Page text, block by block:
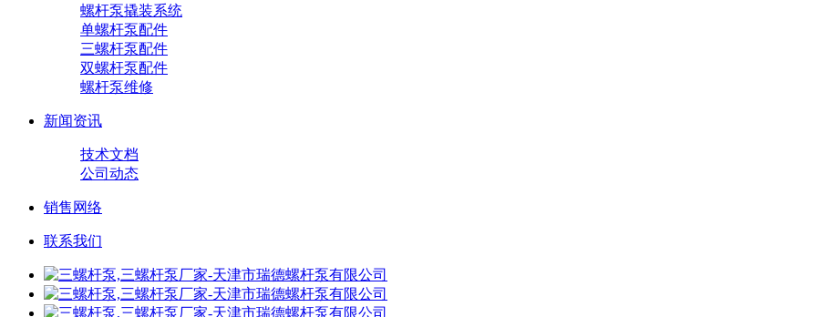
螺杆泵撬装系统
单螺杆泵配件
三螺杆泵配件
双螺杆泵配件
螺杆泵维修
新闻资讯
技术文档
公司动态
销售网络
联系我们